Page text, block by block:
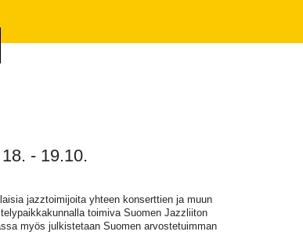
- 19.10.
jazztoimijoita yhteen konserttien ja muun
toimiva Suomen Jazzliiton
myös julkistetaan Suomen arvostetuimman